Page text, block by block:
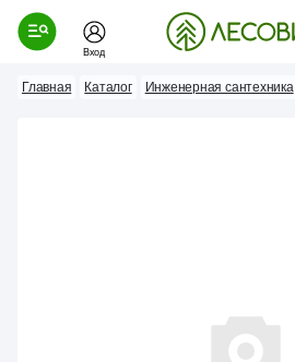
Вход
Главная Каталог Инженерная сантехника